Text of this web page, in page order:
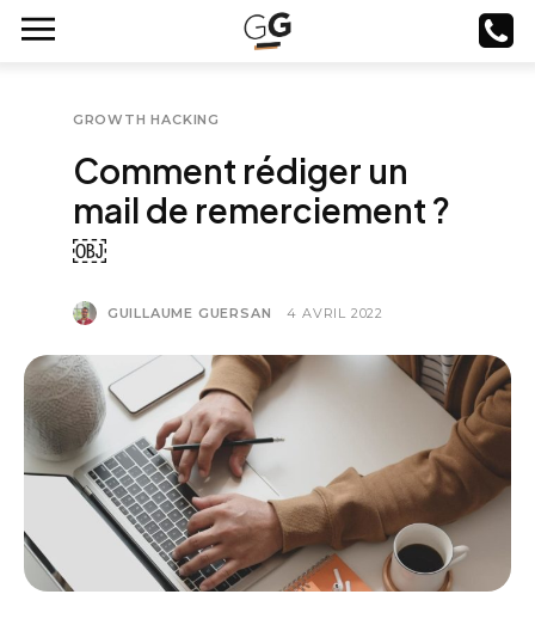
GROWTH HACKING
Comment rédiger un
mail de remerciement ?
￼
GUILLAUME GUERSAN 4 AVRIL 2022